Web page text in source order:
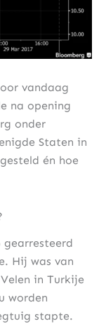
vandaag
na opening
onder
Staten in
én hoe
gearresteerd
Hij was van
in Turkije
worden
stapte.